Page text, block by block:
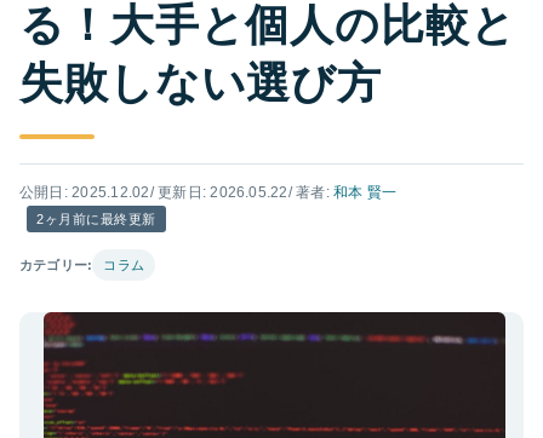
る！大手と個人の比較と
失敗しない選び方
公開日: 2025.12.02/ 更新日: 2026.05.22/ 著者:和本 賢一
2ヶ月前に最終更新
カテゴリー: コラム